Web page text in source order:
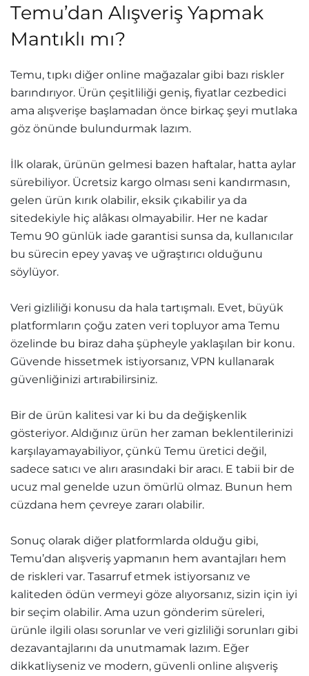
Temu’dan Alışveriş Yapmak
Mantıklı mı?
Temu, tıpkı diğer online mağazalar gibi bazı riskler
barındırıyor. Ürün çeşitliliği geniş, fiyatlar cezbedici
ama alışverişe başlamadan önce birkaç şeyi mutlaka
göz önünde bulundurmak lazım.
İlk olarak, ürünün gelmesi bazen haftalar, hatta aylar
sürebiliyor. Ücretsiz kargo olması seni kandırmasın,
gelen ürün kırık olabilir, eksik çıkabilir ya da
sitedekiyle hiç alâkası olmayabilir. Her ne kadar
Temu 90 günlük iade garantisi sunsa da, kullanıcılar
bu sürecin epey yavaş ve uğraştırıcı olduğunu
söylüyor.
Veri gizliliği konusu da hala tartışmalı. Evet, büyük
platformların çoğu zaten veri topluyor ama Temu
özelinde bu biraz daha şüpheyle yaklaşılan bir konu.
Güvende hissetmek istiyorsanız, VPN kullanarak
güvenliğinizi artırabilirsiniz.
Bir de ürün kalitesi var ki bu da değişkenlik
gösteriyor. Aldığınız ürün her zaman beklentilerinizi
karşılayamayabiliyor, çünkü Temu üretici değil,
sadece satıcı ve alırı arasındaki bir aracı. E tabii bir de
ucuz mal genelde uzun ömürlü olmaz. Bunun hem
cüzdana hem çevreye zararı olabilir.
Sonuç olarak diğer platformlarda olduğu gibi,
Temu’dan alışveriş yapmanın hem avantajları hem
de riskleri var. Tasarruf etmek istiyorsanız ve
kaliteden ödün vermeyi göze alıyorsanız, sizin için iyi
bir seçim olabilir. Ama uzun gönderim süreleri,
ürünle ilgili olası sorunlar ve veri gizliliği sorunları gibi
dezavantajlarını da unutmamak lazım. Eğer
dikkatliyseniz ve modern, güvenli online alışveriş